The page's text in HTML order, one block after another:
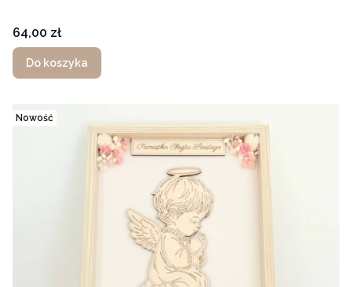
Cena
64,00 zł
Do koszyka
Nowość